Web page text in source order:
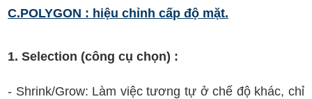
C.POLYGON : hiệu chỉnh cấp độ mặt.
1. Selection (công cụ chọn) :
- Shrink/Grow: Làm việc tương tự ở chế độ khác, chỉ